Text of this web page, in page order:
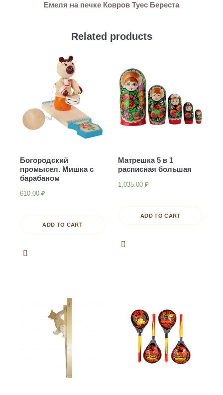
Емеля на печке Ковров Туес Береста
Related products
Богородский
промысел. Мишка с
барабаном
610.00 ₽
ADD TO CART
Матрешка 5 в 1
расписная большая
1,035.00 ₽
ADD TO CART